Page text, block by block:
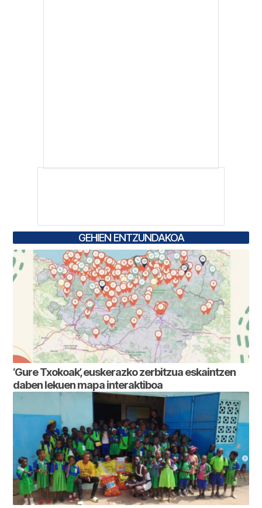
GEHIEN ENTZUNDAKOA
‘Gure Txokoak’, euskerazko zerbitzua eskaintzen
daben lekuen mapa interaktiboa